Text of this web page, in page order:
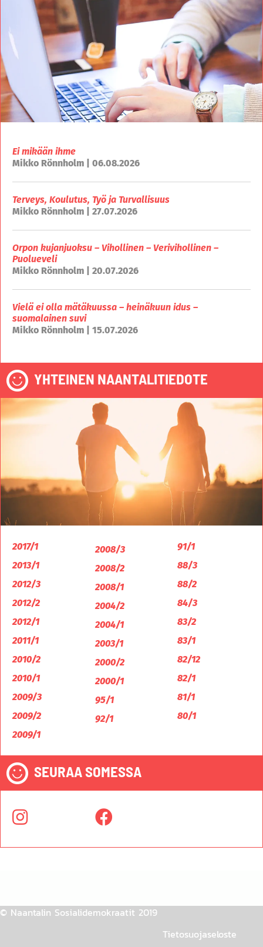
Ei mikään ihme
Mikko Rönnholm | 06.08.2026
Terveys, Koulutus, Työ ja Turvallisuus
Mikko Rönnholm | 27.07.2026
Orpon kujanjuoksu – Vihollinen – Verivihollinen –
Puolueveli
Mikko Rönnholm | 20.07.2026
Vielä ei olla mätäkuussa – heinäkuun idus –
suomalainen suvi
Mikko Rönnholm | 15.07.2026
YHTEINEN NAANTALITIEDOTE
2017/1
2013/1
2012/3
2012/2
2012/1
2011/1
2010/2
2010/1
2009/3
2009/2
2009/1
2008/3
2008/2
2008/1
2004/2
2004/1
2003/1
2000/2
2000/1
95/1
92/1
91/1
88/3
88/2
84/3
83/2
83/1
82/12
82/1
81/1
80/1
SEURAA SOMESSA
© Naantalin Sosialidemokraatit 2019
Tietosuojaseloste